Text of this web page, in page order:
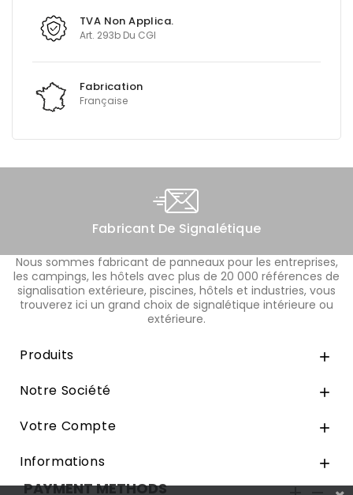
TVA Non Applica.
Art. 293b Du CGI
Fabrication
Française
Fabricant De Signalétique
Nous sommes fabricant de panneaux pour les entreprises,
les campings, les hôtels avec plus de 20 000 références de
signalisation extérieure, piscines, hôtels et industries, vous
trouverez ici un grand choix de signalétique intérieure ou
extérieure.
Produits 
Notre Société 
Votre Compte 
Informations 
PAYMENT METHODS